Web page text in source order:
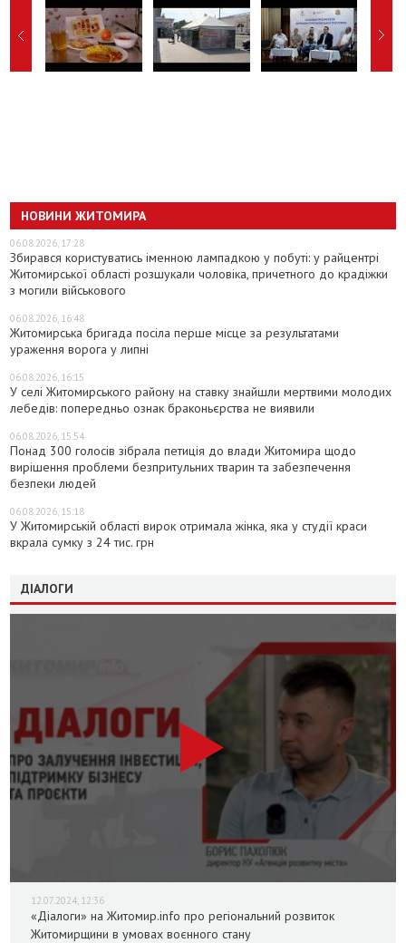
НОВИНИ ЖИТОМИРА
06.08.2026, 17:28
Збирався користуватись іменною лампадкою у побуті: у райцентрі
Житомирської області розшукали чоловіка, причетного до крадіжки
з могили військового
06.08.2026, 16:48
Житомирська бригада посіла перше місце за результатами
ураження ворога у липні
06.08.2026, 16:15
У селі Житомирського району на ставку знайшли мертвими молодих
лебедів: попередньо ознак браконьєрства не виявили
06.08.2026, 15:54
Понад 300 голосів зібрала петиція до влади Житомира щодо
вирішення проблеми безпритульних тварин та забезпечення
безпеки людей
06.08.2026, 15:18
У Житомирській області вирок отримала жінка, яка у студії краси
вкрала сумку з 24 тис. грн
ДІАЛОГИ
12.07.2024, 12:36
«Діалоги» на Житомир.info про регіональний розвиток
Житомирщини в умовах воєнного стану